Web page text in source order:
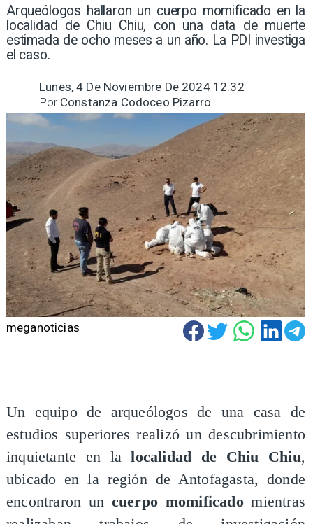
​Arqueólogos hallaron un cuerpo momificado en la
localidad de Chiu Chiu, con una data de muerte
estimada de ocho meses a un año. La PDI investiga
el caso.
Lunes, 4 De Noviembre De 2024 12:32
Constanza Codoceo Pizarro
Por
meganoticias
Un equipo de arqueólogos de una casa de
estudios superiores realizó un descubrimiento
inquietante en lalocalidad de Chiu Chiu,
ubicado en la región de Antofagasta, donde
encontraron un cuerpo momificadomientras